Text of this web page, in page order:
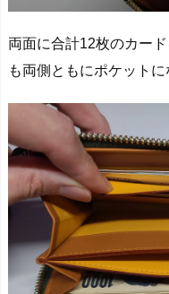
両面に合計12枚のカー
も両側ともにポケット